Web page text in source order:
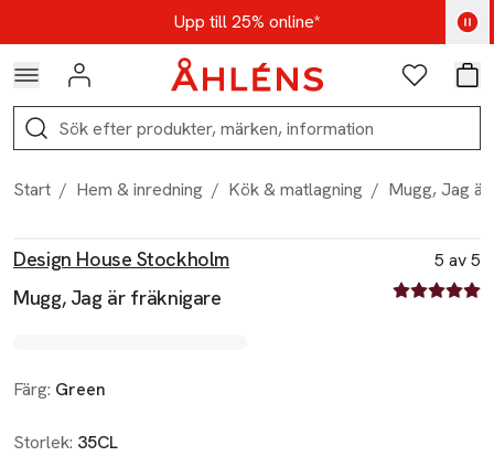
Hoppa till navigationsmenynUpp till 25% online*
Kod: AUG25 - Shoppa nu
Logga in Favoriter
Sök
Start / Hem & inredning / Kök & matlagning / Mugg, Jag
Design House Stockholm
Mugg, Jag är fräknigare
5 av 5
5 av fem
Färg: Green
Storlek: 35CL